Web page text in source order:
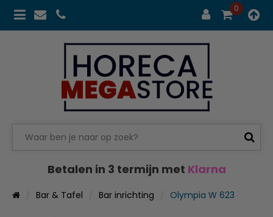
0
Betalen in 3 termijn met Klarna
Bar & Tafel Bar inrichting Olympia W 623